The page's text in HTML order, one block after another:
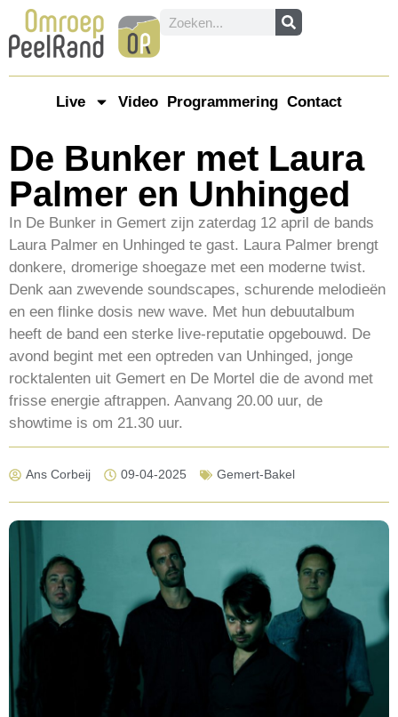
Live Video Programmering Contact
De Bunker met Laura
Palmer en Unhinged
In De Bunker in Gemert zijn zaterdag 12 april de bands
Laura Palmer en Unhinged te gast. Laura Palmer brengt
donkere, dromerige shoegaze met een moderne twist.
Denk aan zwevende soundscapes, schurende melodieën
en een flinke dosis new wave. Met hun debuutalbum
heeft de band een sterke live-reputatie opgebouwd. De
avond begint met een optreden van Unhinged, jonge
rocktalenten uit Gemert en De Mortel die de avond met
frisse energie aftrappen. Aanvang 20.00 uur, de
showtime is om 21.30 uur.
Ans Corbeij 09-04-2025 Gemert-Bakel